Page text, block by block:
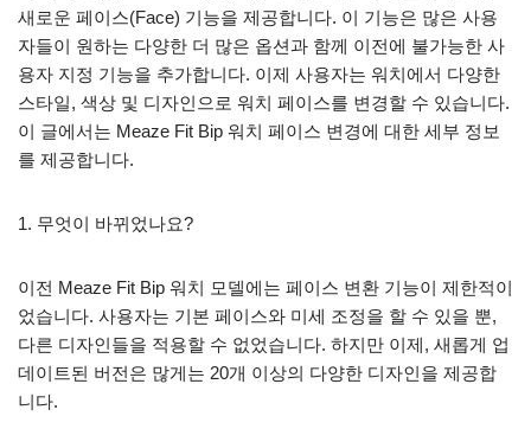
새로운 페이스(Face) 기능을 제공합니다. 이 기능은 많은 사용
자들이 원하는 다양한 더 많은 옵션과 함께 이전에 불가능한 사
용자 지정 기능을 추가합니다. 이제 사용자는 워치에서 다양한
스타일, 색상 및 디자인으로 워치 페이스를 변경할 수 있습니다.
이 글에서는 Meaze Fit Bip 워치 페이스 변경에 대한 세부 정보
를 제공합니다.
1. 무엇이 바뀌었나요?
이전 Meaze Fit Bip 워치 모델에는 페이스 변환 기능이 제한적이
었습니다. 사용자는 기본 페이스와 미세 조정을 할 수 있을 뿐,
다른 디자인들을 적용할 수 없었습니다. 하지만 이제, 새롭게 업
데이트된 버전은 많게는 20개 이상의 다양한 디자인을 제공합
니다.